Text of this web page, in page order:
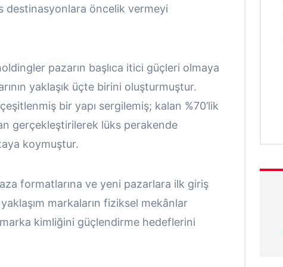
destinasyonlara öncelik vermeyi
pazarın başlıca itici güçleri olmaya
yaklaşık üçte birini oluşturmuştur.
bir yapı sergilemiş; kalan %70’lik
gerçekleştirilerek lüks perakende
koymuştur.
formatlarına ve yeni pazarlara ilk giriş
markaların fiziksel mekânlar
kimliğini güçlendirme hedeflerini